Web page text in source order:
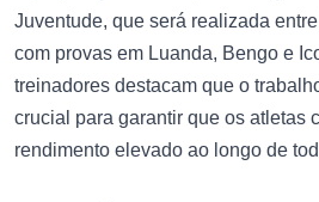
Juventude, que será realizada
com provas em Luanda, Bengo e
treinadores destacam que o
crucial para garantir que os atletas
rendimento elevado ao longo de